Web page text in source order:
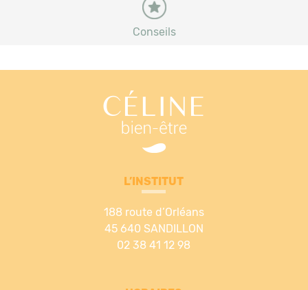
Conseils
L’INSTITUT
188 route d’Orléans
45 640 SANDILLON
02 38 41 12 98